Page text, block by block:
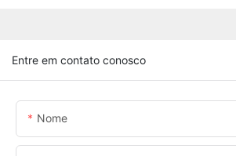
Entre em contato conosco
Nome